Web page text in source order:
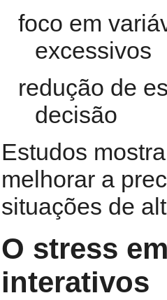
foco em
excessivos
redução de
decisão
Estudos
melhorar a
situações de
O stress
interativos